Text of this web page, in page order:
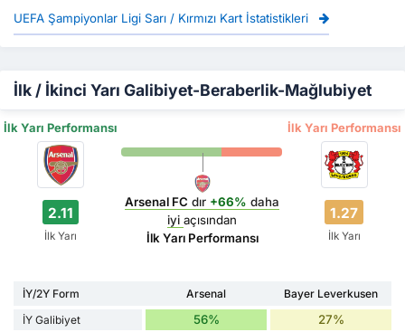
UEFA Şampiyonlar Ligi Sarı / Kırmızı Kart İstatistikleri
İlk / İkinci Yarı Galibiyet-Beraberlik-Mağlubiyet
İlk Yarı Performansı İlk Yarı Performansı
2.11
İlk Yarı
Arsenal FC dır +66% daha
iyiaçısından
İlk Yarı Performansı
1.27
İlk Yarı
İY/2Y Form Arsenal
Bayer Leverkusen
İY Galibiyet
56% 27%